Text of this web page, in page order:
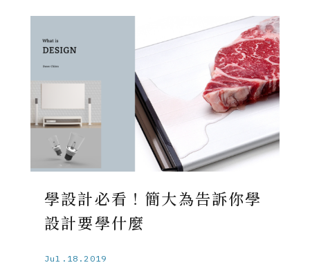
學設計必看！簡大為告訴你學
設計要學什麼
Jul.18.2019